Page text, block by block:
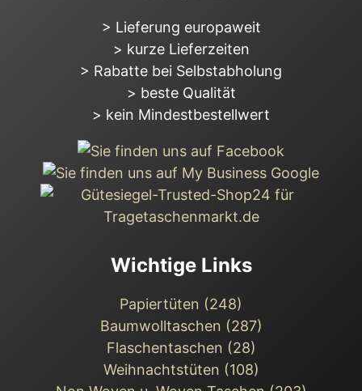
> Lieferung europaweit
> kurze Lieferzeiten
> Rabatte bei Selbstabholung
> beste Qualität
> kein Mindestbestellwert
Wichtige Links
Papiertüten (248)
Baumwolltaschen (287)
Flaschentaschen (28)
Weihnachts­tüten (108)